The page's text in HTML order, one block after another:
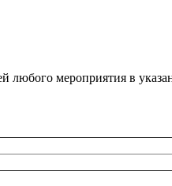
мероприятия в